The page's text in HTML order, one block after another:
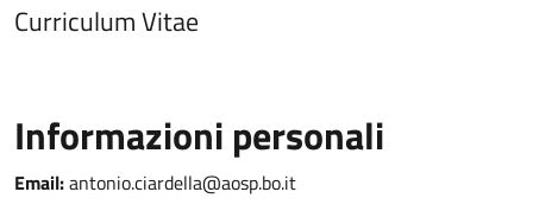
Curriculum Vitae
Informazioni personali
Email:antonio.ciardella@aosp.bo.it